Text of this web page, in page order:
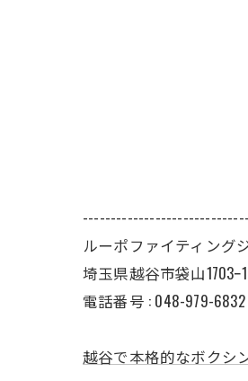
ルーポファイティング
埼玉県越谷市袋山1703ｰ1
電話番号 : 048-979-6832
越谷で本格的なボクシ